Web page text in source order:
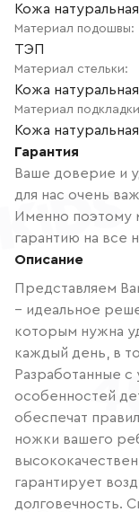
Кожа натуральная
Материал подошвы:
ТЭП
Материал стельки:
Кожа натуральная
Материал подкладки
Кожа натуральная
Гарантия
Ваше доверие и
для нас очень
Именно поэтому
гарантию на все
Описание
Представляем
– идеальное
которым нужна
каждый день, в
Разработанные с
особенностей
обеспечат
ножки вашего
гарантирует
долговечность.